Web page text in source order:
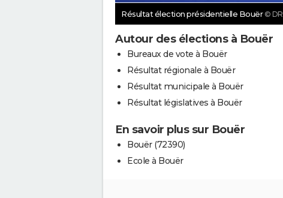
Résultat élection présidentielle Bouër © DR
Autour des élections à Bouër
Bureaux de vote à Bouër
Résultat régionale à Bouër
Résultat municipale à Bouër
Résultat législatives à Bouër
En savoir plus sur Bouër
Bouër (72390)
Ecole à Bouër